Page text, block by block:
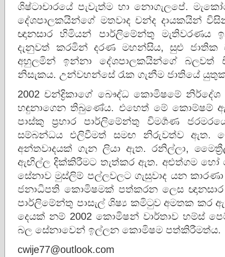
ශිෂ්ටාචාරයේ පැවැත්ම හා නොගැලපේ.
දේශපාලකයින්ගේ මතවාද චන්ද දායකයින්
ඥානසාර හිමියන් පාර්ලිමේන්තු
දැනුවත් කරමින් දරණ මහන්සිය, සුළු
අහුලමින් ඉන්නා දේශපාලකයින්ගේ බලවත්
නිසැකය. උන්වහන්සේ රැක ගැනීම ජාතියේ
2002 චන්ද්‍රිකාගේ බෞද්ධ කොමිෂමේ නිර්දේශ
හඳුනාගෙන තිබුණේය. එහෙත් මේ කොම්ෂම්
පාස්කු ප්‍රහාර පාර්ලිමේන්තු විමර්‍ශණ
සම්බන්‌ධය එලිවීමත් සමඟ නිරුව‌ත්‌ව ඇත.
අන්තවාදයක් ගැන ලියා ඇත. රනිල්ලා,
ඇඟිල්ල දික්කිරීමට තැත්කර ඇත. අළුත්ගම හෝ
සේනාව මුස්ලිම් පල්ලවලට ගැසුවාද යන කාරණා
ජනාධිපති කොමිෂමක් පත්කරන ලෙස
පාර්ලිමේන්තු පාසැල් ශිෂ්‍ය කමිටුව අමතක කර
දෙයක් නම් 2002 කොමිෂන් වාර්‌තාව හම්ස්
බල සේනාවෙන් ඉල්ලන කොමිෂම පත්කිරීමත්‌ය.
cwije77@outlook.com